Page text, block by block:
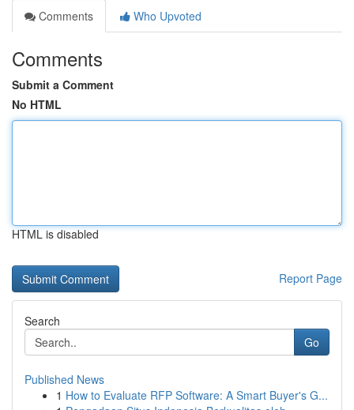
Comments
Who Upvoted
Comments
Submit a Comment
No HTML
HTML is disabled
Report Page
Search
Go
Published News
1 How to Evaluate RFP Software: A Smart Buyer's G...